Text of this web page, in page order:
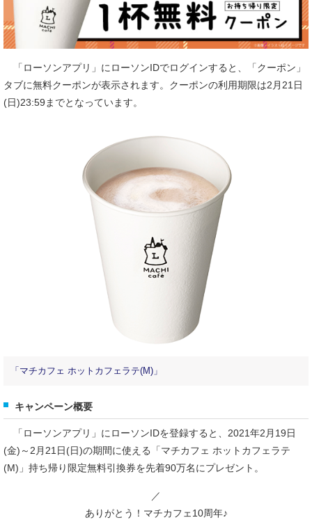
「ローソンアプリ」にローソンIDでログインすると、「クーポン」
タブに無料クーポンが表示されます。クーポンの利用期限は2月21日
(日)23:59までとなっています。
「マチカフェ ホットカフェラテ(M)」
キャンペーン概要
「ローソンアプリ」にローソンIDを登録すると、2021年2月19日
(金)～2月21日(日)の期間に使える「マチカフェ ホットカフェラテ
(M)」持ち帰り限定無料引換券を先着90万名にプレゼント。
／
ありがとう！マチカフェ10周年♪